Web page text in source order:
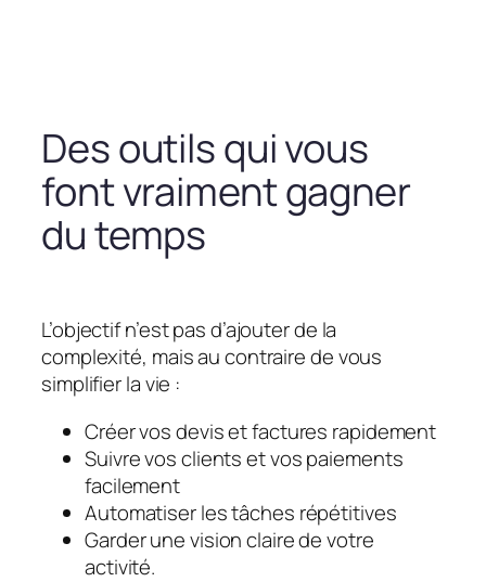
Des outils qui vous
font vraiment gagner
du temps
L’objectif n’est pas d’ajouter de la
complexité, mais au contraire de vous
simplifier la vie :
Créer vos devis et factures rapidement
Suivre vos clients et vos paiements
facilement
Automatiser les tâches répétitives
Garder une vision claire de votre
activité.